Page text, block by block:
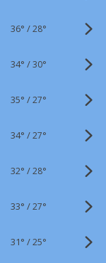
36° /28°
34° /30°
35° /27°
34° /27°
32° /28°
33° /27°
31° /25°